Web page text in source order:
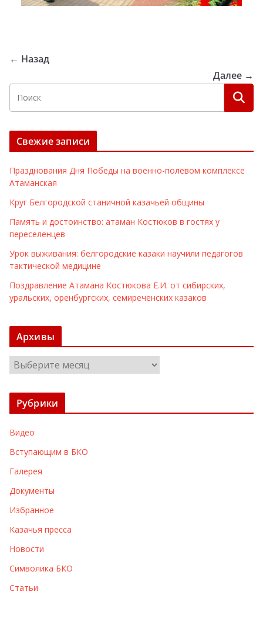
← Назад
Далее →
Свежие записи
Празднования Дня Победы на военно-полевом комплексе
Атаманская
Круг Белгородской станичной казачьей общины
Память и достоинство: атаман Костюков в гостях у
переселенцев
Урок выживания: белгородские казаки научили педагогов
тактической медицине
Поздравление Атамана Костюкова Е.И. от сибирских,
уральских, оренбургских, семиреченских казаков
Архивы
р
х
ы
Рубрики
Видео
Вступающим в БКО
Галерея
Документы
Избранное
Казачья пресса
Новости
Символика БКО
Статьи